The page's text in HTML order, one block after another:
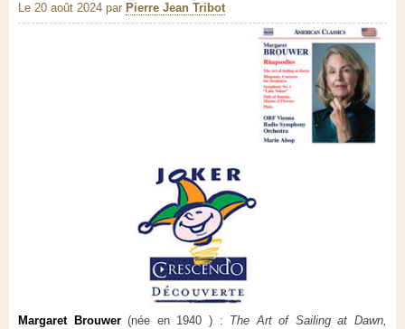
Le 20 août 2024 par Pierre Jean Tribot
Margaret Brouwer(née en 1940 ) : The Art of Sailing at Dawn,